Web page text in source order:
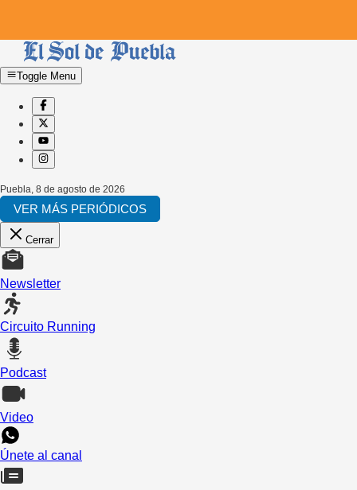
Toggle Menu
Puebla 8 de agosto de 2026
VER MÁS PERIÓDICOS
Cerrar
Newsletter
Circuito Running
Podcast
Video
Únete al canal